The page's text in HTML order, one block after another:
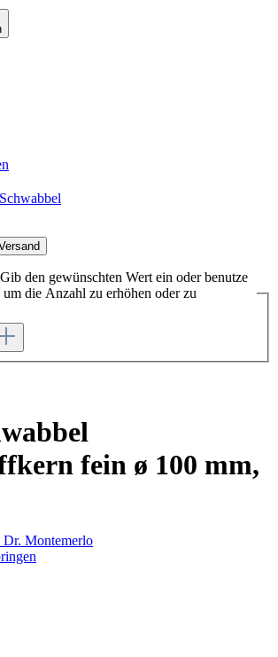
den gewünschten Wert ein oder benutze
die Anzahl zu erhöhen oder zu
fein ø 100 mm,
Dr. Montemerlo